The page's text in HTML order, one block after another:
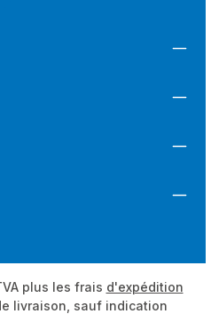
plus les frais d'expédition
livraison, sauf indication